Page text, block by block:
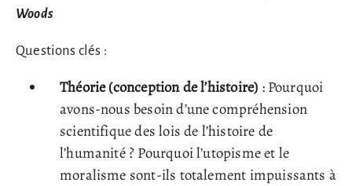
Woods
Questions clés :
Théorie (conception de l’histoire) : Pourquoi
avons-nous besoin d’une compréhension
scientifique des lois de l’histoire de
l’humanité ? Pourquoi l’utopisme et le
moralisme sont-ils totalement impuissants à